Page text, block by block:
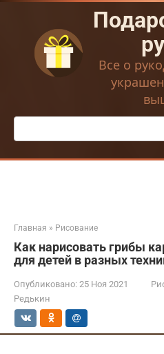
Перейти
контенту
Все о
Поиск:
Главная » Рисование
Как нарисовать грибы
для детей в разных
Опубликовано: 25 Ноя 2021
Редькин